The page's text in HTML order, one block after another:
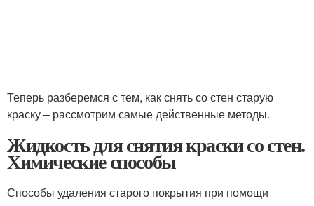
Теперь разберемся с тем, как снять со стен старую
краску – рассмотрим самые действенные методы.
Жидкость для снятия краски со стен.
Химические способы
Способы удаления старого покрытия при помощи